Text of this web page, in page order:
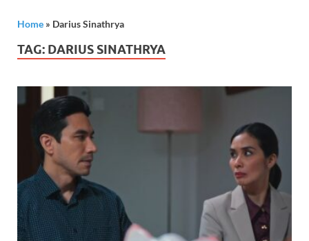
Home » Darius Sinathrya
TAG: DARIUS SINATHRYA